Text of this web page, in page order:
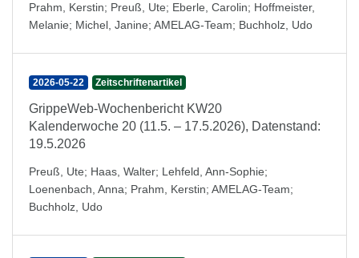
Prahm, Kerstin; Preuß, Ute; Eberle, Carolin; Hoffmeister,
Melanie; Michel, Janine; AMELAG-Team; Buchholz, Udo
2026-05-22 Zeitschriftenartikel
GrippeWeb-Wochenbericht KW20
Kalenderwoche 20 (11.5. – 17.5.2026), Datenstand:
19.5.2026
Preuß, Ute; Haas, Walter; Lehfeld, Ann-Sophie;
Loenenbach, Anna; Prahm, Kerstin; AMELAG-Team;
Buchholz, Udo